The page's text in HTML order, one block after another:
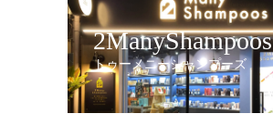
2ManyShampoos
トゥーメニーシャンプーズ